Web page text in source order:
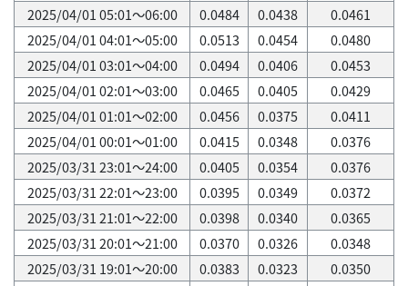
2025/04/01 05:01～06:00
0.0484 0.0438
0.0461
2025/04/01 04:01～05:00
0.0513 0.0454
0.0480
2025/04/01 03:01～04:00
0.0494 0.0406
0.0453
2025/04/01 02:01～03:00
0.0465 0.0405
0.0429
2025/04/01 01:01～02:00
0.0456 0.0375
0.0411
2025/04/01 00:01～01:00
0.0415 0.0348
0.0376
2025/03/31 23:01～24:00
0.0405 0.0354
0.0376
2025/03/31 22:01～23:00
0.0395 0.0349
0.0372
2025/03/31 21:01～22:00
0.0398 0.0340
0.0365
2025/03/31 20:01～21:00
0.0370 0.0326
0.0348
2025/03/31 19:01～20:00
0.0383 0.0323
0.0350